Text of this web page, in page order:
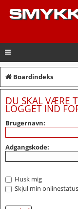
Boardindeks
DU SKAL VÆRE
LOGGET IND
Brugernavn:
Adgangskode:
Husk mig
Skjul min